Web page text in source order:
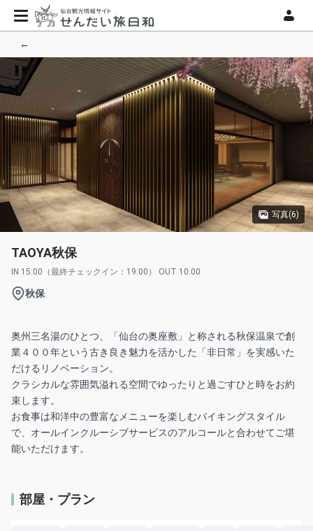
←
写真(6)
TAOYA秋保
IN 15:00（最終チェックイン：19:00） OUT 10:00
秋保
奥州三名湯のひとつ、「仙台の奥座敷」と称される秋保温泉で創
業４００年という古き良き魅力を活かした「非日常」を実感いた
だけるリノベーション。
クラシカルな雰囲気溢れる空間でゆったりと過ごすひと時をお約
束します。
お食事は和洋中の豊富なメニューを楽しむバイキングスタイル
で、オールインクルーシブサービスのアルコールと合わせてご堪
部屋・プラン